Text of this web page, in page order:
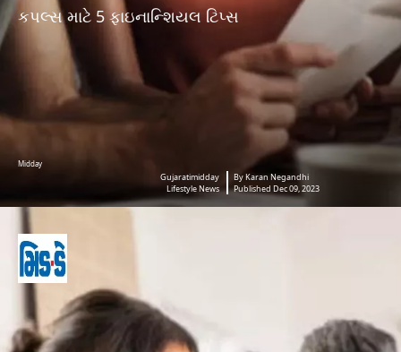
કપલ્સ માટે 5 ફાઇનાન્શિયલ ટિપ્સ
Midday
Gujaratimidday
Lifestyle News
By Karan Negandhi
Published Dec 09, 2023